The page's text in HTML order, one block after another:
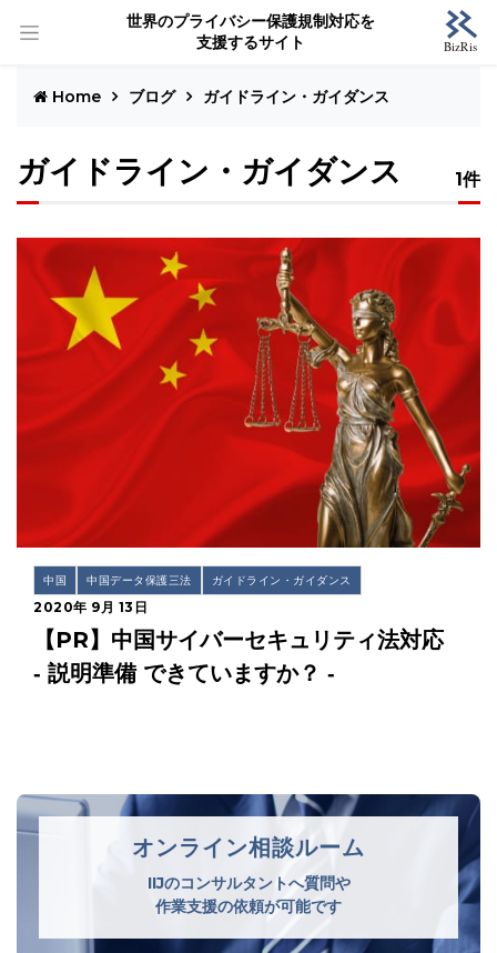
世界のプライバシー保護規制対応を
支援するサイト
Home ブログ ガイドライン・ガイダンス
ガイドライン・ガイダンス 1件
中国 中国データ保護三法 ガイドライン・ガイダンス
2020年 9月 13日
【PR】中国サイバーセキュリティ法対応
‐ 説明準備 できていますか？ ‐
オンライン相談ルーム
IIJのコンサルタントへ質問や
作業支援の依頼が可能です